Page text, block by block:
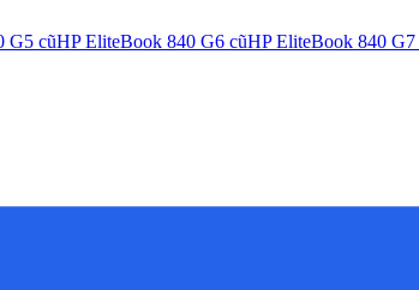
G5 cũHP EliteBook 840 G6 cũHP EliteBook 840 G7